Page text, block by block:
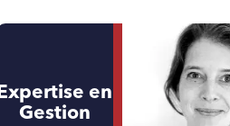
Expertise en
Gestion